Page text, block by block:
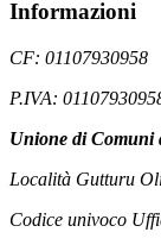
Informazioni
CF: 01107930958
P.IVA:
Unione di Comuni
Località Gutturu
Codice univoco